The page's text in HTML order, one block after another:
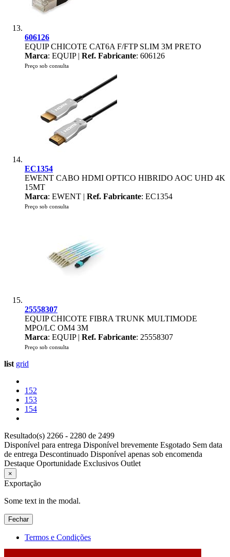
606126
EQUIP CHICOTE CAT6A F/FTP SLIM 3M PRETO
Marca: EQUIP | Ref. Fabricante: 606126
Preço sob consulta
EC1354
EWENT CABO HDMI OPTICO HIBRIDO AOC UHD 4K
15MT
Marca: EWENT | Ref. Fabricante: EC1354
Preço sob consulta
25558307
EQUIP CHICOTE FIBRA TRUNK MULTIMODE
MPO/LC OM4 3M
Marca: EQUIP | Ref. Fabricante: 25558307
Preço sob consulta
list grid
152
153
154
Resultado(s) 2266 - 2280 de 2499
Disponível para entrega Disponível brevemente Esgotado Sem data
de entrega Descontinuado Disponível apenas sob encomenda
Destaque Oportunidade Exclusivos Outlet
×
Exportação
Some text in the modal.
Fechar
Termos e Condições